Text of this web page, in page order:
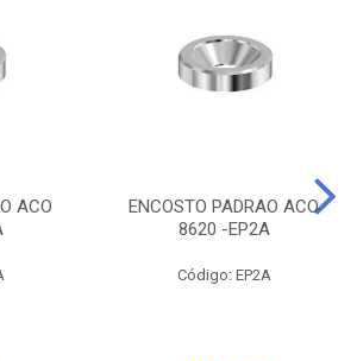
ACO
ENCOSTO PADRAO ACO
8620 -EP2A
Código: EP2A